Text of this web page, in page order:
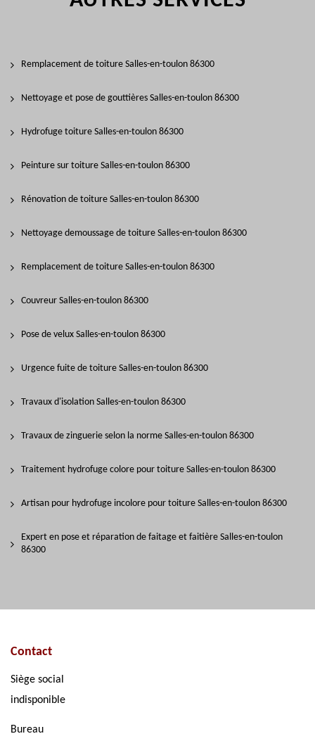
Remplacement de toiture Salles-en-toulon 86300
Nettoyage et pose de gouttières Salles-en-toulon 86300
Hydrofuge toiture Salles-en-toulon 86300
Peinture sur toiture Salles-en-toulon 86300
Rénovation de toiture Salles-en-toulon 86300
Nettoyage demoussage de toiture Salles-en-toulon 86300
Remplacement de toiture Salles-en-toulon 86300
Couvreur Salles-en-toulon 86300
Pose de velux Salles-en-toulon 86300
Urgence fuite de toiture Salles-en-toulon 86300
Travaux d'isolation Salles-en-toulon 86300
Travaux de zinguerie selon la norme Salles-en-toulon 86300
Traitement hydrofuge colore pour toiture Salles-en-toulon 86300
Artisan pour hydrofuge incolore pour toiture Salles-en-toulon 86300
Expert en pose et réparation de faitage et faitière Salles-en-toulon
86300
Contact
Siège social
indisponible
Bureau